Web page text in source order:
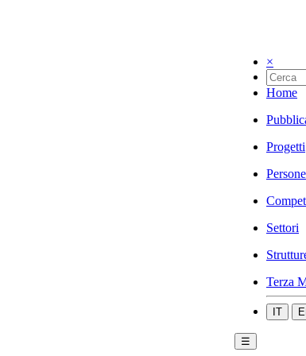
×
Home
Progetti
Persone
Settori
Terza
IT
☰